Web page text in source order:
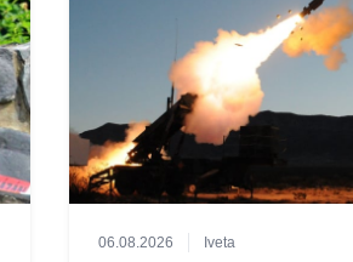
06.08.2026 Iveta